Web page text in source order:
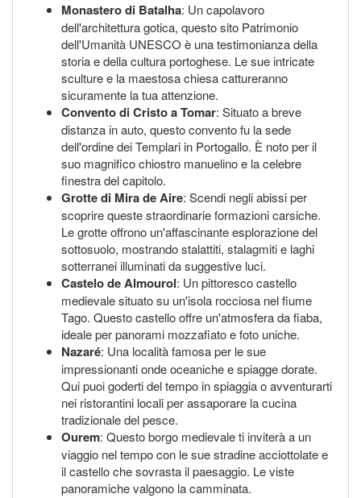
Monastero di Batalha: Un capolavoro
dell'architettura gotica, questo sito Patrimonio
dell'Umanità UNESCO è una testimonianza della
storia e della cultura portoghese. Le sue intricate
sculture e la maestosa chiesa cattureranno
sicuramente la tua attenzione.
Convento di Cristo a Tomar: Situato a breve
distanza in auto, questo convento fu la sede
dell'ordine dei Templari in Portogallo. È noto per il
suo magnifico chiostro manuelino e la celebre
finestra del capitolo.
Grotte di Mira de Aire: Scendi negli abissi per
scoprire queste straordinarie formazioni carsiche.
Le grotte offrono un'affascinante esplorazione del
sottosuolo, mostrando stalattiti, stalagmiti e laghi
sotterranei illuminati da suggestive luci.
Castelo de Almourol: Un pittoresco castello
medievale situato su un'isola rocciosa nel fiume
Tago. Questo castello offre un'atmosfera da fiaba,
ideale per panorami mozzafiato e foto uniche.
Nazaré: Una località famosa per le sue
impressionanti onde oceaniche e spiagge dorate.
Qui puoi goderti del tempo in spiaggia o avventurarti
nei ristorantini locali per assaporare la cucina
tradizionale del pesce.
Ourem: Questo borgo medievale ti inviterà a un
viaggio nel tempo con le sue stradine acciottolate e
il castello che sovrasta il paesaggio. Le viste
panoramiche valgono la camminata.